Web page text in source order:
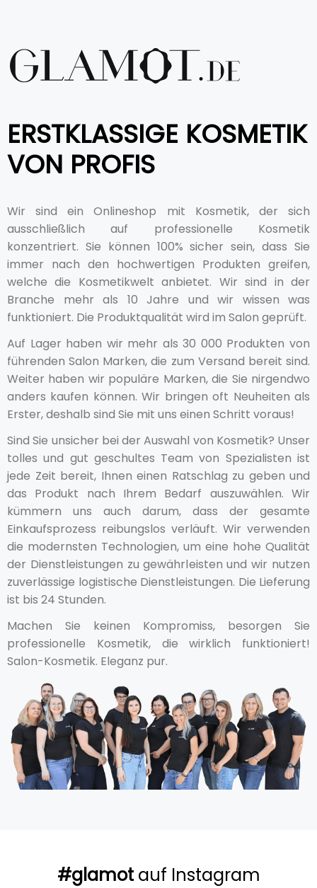
ERSTKLASSIGE KOSMETIK
VON PROFIS
Wir sind ein Onlineshop mit Kosmetik, der sich
ausschließlich auf professionelle Kosmetik
konzentriert. Sie können 100% sicher sein, dass Sie
immer nach den hochwertigen Produkten greifen,
welche die Kosmetikwelt anbietet. Wir sind in der
Branche mehr als 10 Jahre und wir wissen was
funktioniert. Die Produktqualität wird im Salon geprüft.
Auf Lager haben wir mehr als 30 000 Produkten von
führenden Salon Marken, die zum Versand bereit sind.
Weiter haben wir populäre Marken, die Sie nirgendwo
anders kaufen können. Wir bringen oft Neuheiten als
Erster, deshalb sind Sie mit uns einen Schritt voraus!
Sind Sie unsicher bei der Auswahl von Kosmetik? Unser
tolles und gut geschultes Team von Spezialisten ist
jede Zeit bereit, Ihnen einen Ratschlag zu geben und
das Produkt nach Ihrem Bedarf auszuwählen. Wir
kümmern uns auch darum, dass der gesamte
Einkaufsprozess reibungslos verläuft. Wir verwenden
die modernsten Technologien, um eine hohe Qualität
der Dienstleistungen zu gewährleisten und wir nutzen
zuverlässige logistische Dienstleistungen. Die Lieferung
ist bis 24 Stunden.
Machen Sie keinen Kompromiss, besorgen Sie
professionelle Kosmetik, die wirklich funktioniert!
Salon-Kosmetik. Eleganz pur.
#glamot auf Instagram